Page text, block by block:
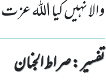
والا نہیں کیا اللہ عزت
تفسیر : ‎صراط الجنان